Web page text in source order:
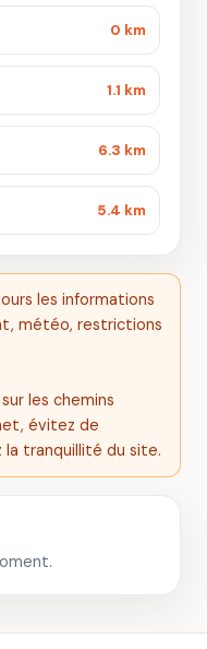
0 km
1.1 km
6.3 km
5.4 km
les informations
météo, restrictions
les chemins
évitez de
tranquillité du site.